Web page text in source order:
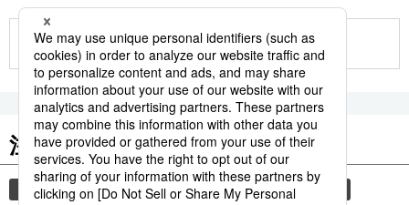
もっと見る
注目のキーワード
共同通信ニュース 観光 気象・災害